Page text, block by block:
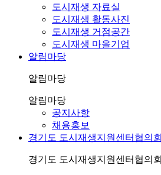
도시재생 자료실
도시재생 활동사진
도시재생 거점공간
도시재생 마을기업
알림마당
알림마당
알림마당
공지사항
채용홍보
경기도 도시재생지원센터협의회
경기도 도시재생지원센터협의회